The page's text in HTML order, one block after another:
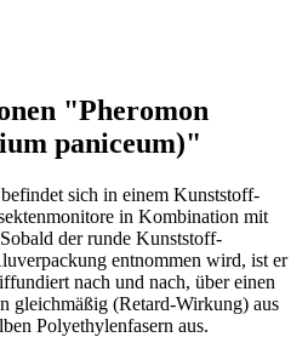
"Pheromon
paniceum)"
sich in einem Kunststoff-
in Kombination mit
der runde Kunststoff-
entnommen wird, ist er
nach und nach, über einen
gleichmäßig (Retard-Wirkung) aus
Polyethylenfasern aus.